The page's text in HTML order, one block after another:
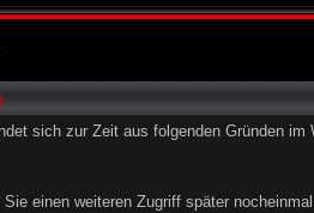
sich zur Zeit aus folgenden Gründen im
einen weiteren Zugriff später